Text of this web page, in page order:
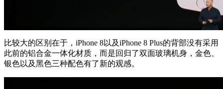
比较大的区别在于，iPhone 8以及iPhone 8 Plus的背部没有采用
此前的铝合金一体化材质，而是回归了双面玻璃机身，金色、
银色以及黑色三种配色有了新的观感。